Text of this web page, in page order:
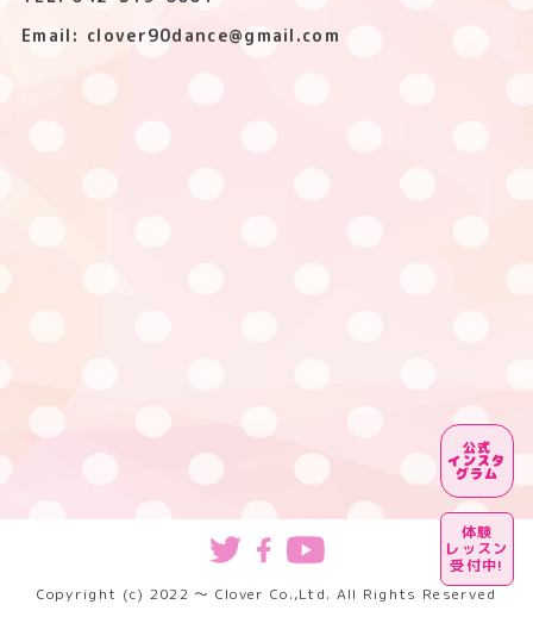
Email: clover90dance@gmail.com
Copyright (c) 2022 〜 Clover Co.,Ltd. All Rights Reserved
公式
インスタ
グラム
体験
レッスン
受付中!